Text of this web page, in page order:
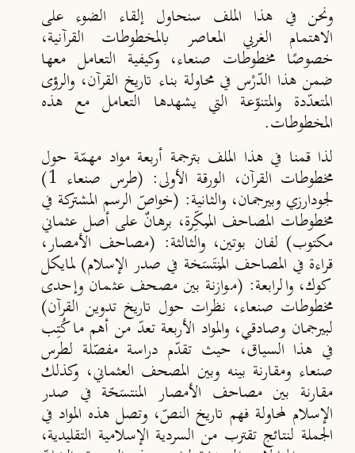
ونحن في هذا الملف سنحاول إلقاء الضوء على
الاهتمام الغربي المعاصر بالمخطوطات القرآنية،
خصوصًا مخطوطات صنعاء، وكيفية التعامل معها
ضمن هذا الدّرْس في محاولة بناء تاريخ القرآن، والرؤى
المتعدّدة والمتنوّعة التي يشهدها التعامل مع هذه
المخطوطات.
لذا قمنا في هذا الملف بترجمة أربعة مواد مهمّة حول
مخطوطات القرآن، الورقة الأولى: (طرس صنعاء 1)
لجودارزي وبيرجمان، والثانية: (خواصّ الرسم المشتركة في
مخطوطات المصاحف المُبكِّرة، برهانٌ على أصل عثماني
مكتوب) لفان بوتين، والثالثة: (مصاحف الأمصار،
قراءة في المصاحف المُنتَسَخة في صدر الإسلام) لمايكل
كوك، والرابعة: (موازنة بين مصحف عثمان وإحدى
مخطوطات صنعاء، نظرات حول تاريخ تدوين القرآن)
لبيرجمان وصادقي، والمواد الأربعة تعدّ من أهم ما كُتِب
في هذا السياق، حيث تقدّم دراسة مفصّلة لطرس
صنعاء ومقارنة بينه وبين المصحف العثماني، وكذلك
مقارنة بين مصاحف الأمصار المنتسَخَة في صدر
الإسلام لمحاولة فهم تاريخ النصّ، وتصل هذه المواد في
الجملة لنتائج تقترب من السردية الإسلامية التقليدية،